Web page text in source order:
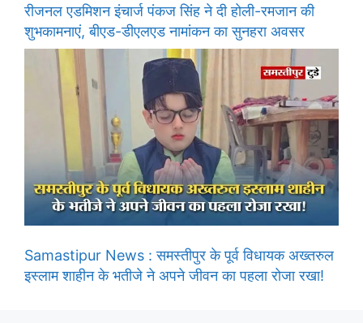
रीजनल एडमिशन इंचार्ज पंकज सिंह ने दी होली-रमजान की
शुभकामनाएं, बीएड-डीएलएड नामांकन का सुनहरा अवसर
Samastipur News : समस्तीपुर के पूर्व विधायक अख्तरुल
इस्लाम शाहीन के भतीजे ने अपने जीवन का पहला रोजा रखा!